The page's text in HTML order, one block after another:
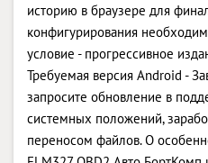
историю в браузере для
конфигурирования
условие - прогрессивное
Требуемая версия Android -
запросите обновление в
системных положений,
переносом файлов. О